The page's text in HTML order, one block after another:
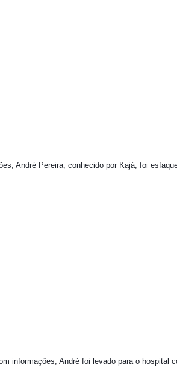
André Pereira, conhecido por Kajá, foi
informações, André foi levado para o hospital